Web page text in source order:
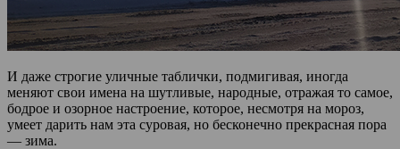
И даже строгие уличные таблички, подмигивая, иногда
меняют свои имена на шутливые, народные, отражая то самое,
бодрое и озорное настроение, которое, несмотря на мороз,
умеет дарить нам эта суровая, но бесконечно прекрасная пора
— зима.